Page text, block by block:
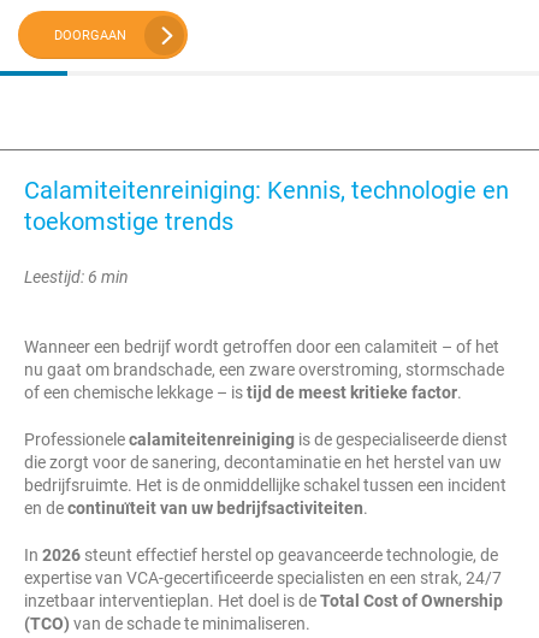
DOORGAAN
Calamiteitenreiniging: Kennis, technologie en
toekomstige trends
Leestijd: 6 min
Wanneer een bedrijf wordt getroffen door een calamiteit – of het
nu gaat om brandschade, een zware overstroming, stormschade
of een chemische lekkage – istijd de meest kritieke factor.
Professionelecalamiteitenreiniging is de gespecialiseerde dienst
die zorgt voor de sanering, decontaminatie en het herstel van uw
bedrijfsruimte. Het is de onmiddellijke schakel tussen een incident
en decontinuïteit van uw bedrijfsactiviteiten.
In 2026 steunt effectief herstel op geavanceerde technologie, de
expertise van VCA-gecertificeerde specialisten en een strak, 24/7
inzetbaar interventieplan. Het doel is deTotal Cost of Ownership
(TCO) van de schade te minimaliseren.